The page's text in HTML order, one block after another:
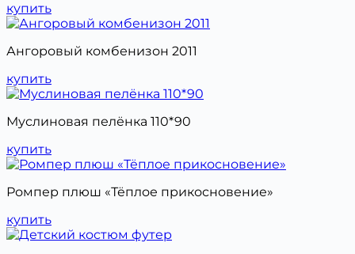
купить
Ангоровый комбенизон 2011
купить
Муслиновая пелёнка 110*90
купить
Ромпер плюш «Тёплое прикосновение»
купить